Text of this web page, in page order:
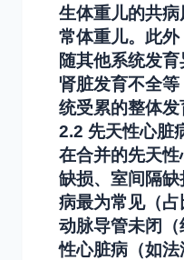
生体重儿的共
常体重儿。此
随其他系统发育
肾脏发育不全
统受累的整体发
2.2 先天性心脏
在合并的先天
缺损、室间隔
病最为常见（
动脉导管未闭
性心脏病（如